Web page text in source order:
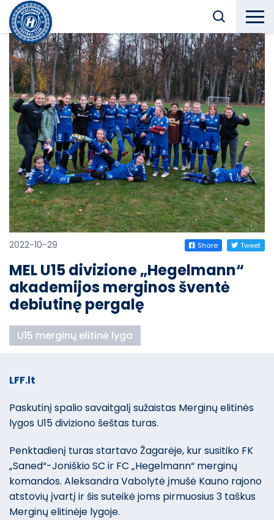
2022-10-29 Share Tweet
MEL U15 divizione „Hegelmann“
akademijos merginos šventė
debiutinę pergalę
U15 merginų elitinė lyga
LFF.lt
Paskutinį spalio savaitgalį sužaistas Merginų elitinės
lygos U15 diviziono šeštas turas.
Penktadienį turas startavo Žagarėje, kur susitiko FK
„Saned“-Joniškio SC ir FC „Hegelmann“ merginų
komandos. Aleksandra Vabolytė įmušė Kauno rajono
atstovių įvartį ir šis suteikė joms pirmuosius 3 taškus
Merginų elitinėje lygoje.